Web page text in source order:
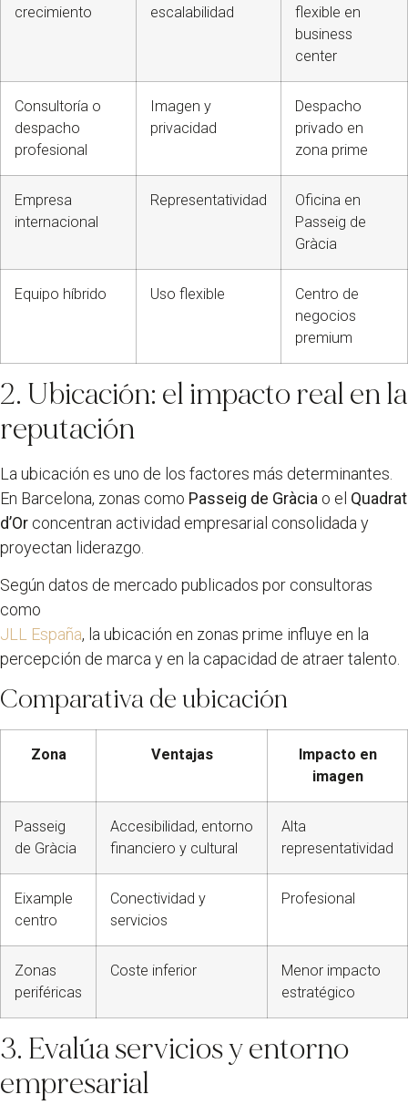
crecimiento
escalabilidad
flexible en
business
center
Consultoría o
despacho
profesional
Imagen y
privacidad
Despacho
privado en
zona prime
Empresa
internacional
Representatividad
Oficina en
Passeig de
Gràcia
Equipo híbrido Uso flexible
Centro de
negocios
premium
2. Ubicación: el impacto real en la
reputación
La ubicación es uno de los factores más determinantes.
En Barcelona, zonas como Passeig de Gràcia o el Quadrat
d’Or concentran actividad empresarial consolidada y
proyectan liderazgo.
Según datos de mercado publicados por consultoras
como
JLL España, la ubicación en zonas prime influye en la
percepción de marca y en la capacidad de atraer talento.
Comparativa de ubicación
Zona Ventajas
Impacto en
imagen
Passeig
de Gràcia
Accesibilidad, entorno
financiero y cultural
Alta
representatividad
Eixample
centro
Conectividad y
servicios
Profesional
Zonas
periféricas
Coste inferior
Menor impacto
estratégico
3. Evalúa servicios y entorno
empresarial